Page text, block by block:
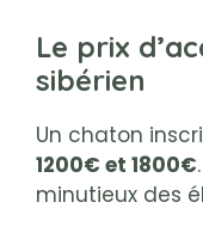
Le prix
sibérien
Un chaton
1200€ et 1800€
minutieux des